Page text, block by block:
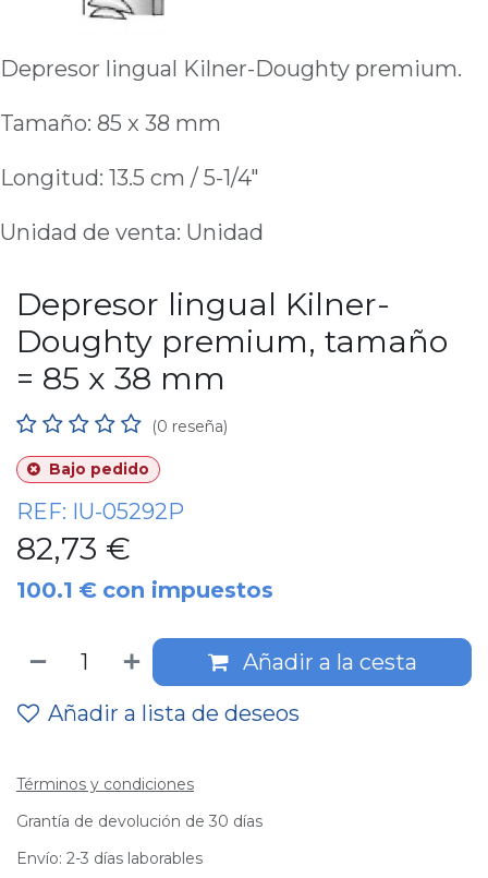
Depresor lingual Kilner-Doughty premium.
Tamaño: 85 x 38 mm
Longitud: 13.5 cm / 5-1/4"
Unidad de venta: Unidad
Depresor lingual Kilner-
Doughty premium, tamaño
= 85 x 38 mm
(0 reseña)
Bajo pedido
REF: IU-05292P
82,73 €
100.1 € con impuestos
Añadir a la cesta
Añadir a lista de deseos
Términos y condiciones
Grantía de devolución de 30 días
Envío: 2-3 días laborables